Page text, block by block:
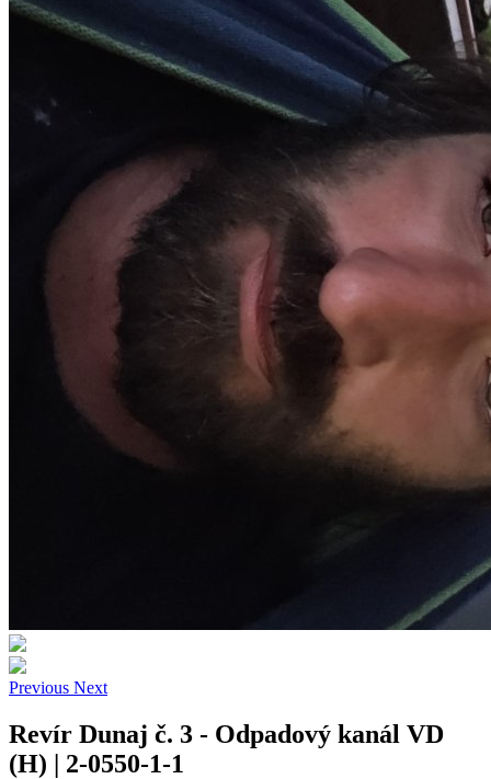
Previous Next
Revír Dunaj č. 3 - Odpadový kanál VD
(H) | 2-0550-1-1